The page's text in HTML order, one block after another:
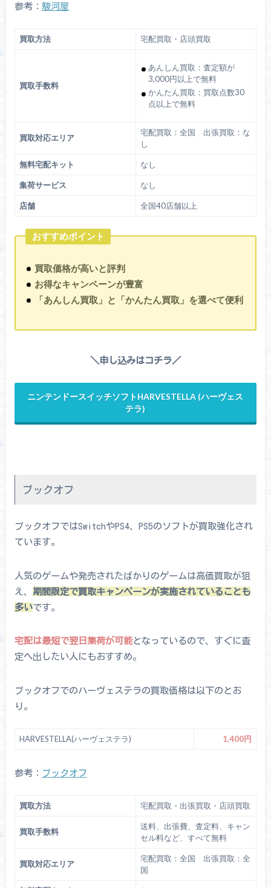
参考： 駿河屋
買取方法 宅配買取・店頭買取
買取手数料
あんしん買取：査定額が
3,000円以上で無料
かんたん買取：買取点数30
点以上で無料
買取対応エリア
宅配買取：全国 出張買取：な
し
無料宅配キット なし
集荷サービス なし
店舗 全国40店舗以上
おすすめポイント
買取価格が高いと評判
お得なキャンペーンが豊富
「あんしん買取」と「かんたん買取」を選べて便利
＼申し込みはコチラ／
ニンテンドースイッチソフトHARVESTELLA (ハーヴェス
テラ)
ブックオフ
ブックオフではSwitchやPS4、PS5のソフトが買取強化され
ています。
人気のゲームや発売されたばかりのゲームは高価買取が狙
え、 期間限定で買取キャンペーンが実施されていることも
多いです。
宅配は最短で翌日集荷が可能となっているので、すぐに査
定へ出したい人にもおすすめ。
ブックオフでのハーヴェステラの買取価格は以下のとお
り。
HARVESTELLA(ハーヴェステラ) 1,400円
参考： ブックオフ
買取方法 宅配買取・出張買取・店頭買取
買取手数料
送料、出張費、査定料、キャン
セル料など、すべて無料
買取対応エリア
宅配買取：全国 出張買取：全
国